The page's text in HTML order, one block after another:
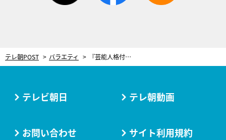
テレ朝POST バラエティ 『芸能人格付けチェック』春の3時間半SP、豪華10名が初参戦！元野球日本代表からも
テレビ朝日 テレ朝動画
お問い合わせ サイト利用規約